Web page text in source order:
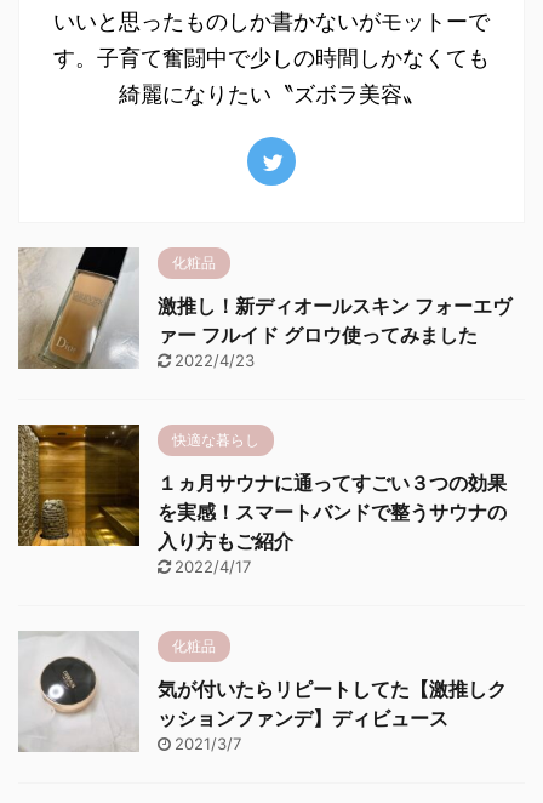
いいと思ったものしか書かないがモットーで
す。子育て奮闘中で少しの時間しかなくても
綺麗になりたい〝ズボラ美容〟
化粧品
激推し！新ディオールスキン フォーエヴ
ァー フルイド グロウ使ってみました
2022/4/23
快適な暮らし
１ヵ月サウナに通ってすごい３つの効果
を実感！スマートバンドで整うサウナの
入り方もご紹介
2022/4/17
化粧品
気が付いたらリピートしてた【激推しク
ッションファンデ】ディビュース
2021/3/7